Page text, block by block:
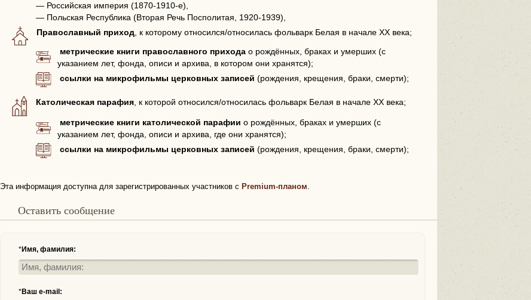
— Российская империя (1870-1910-е),
— Польская Республика (Вторая Речь Посполитая, 1920-1939),
Православный приход , к которому относился/относилась фольварк Белая в начале XX века;
метрические книги православного прихода о рождённых, браках и умерших (с
указанием лет, фонда, описи и архива, в котором они хранятся);
ссылки на микрофильмы церковных записей (рождения, крещения, браки, смерти);
Католическая парафия, к которой относился/относилась фольварк Белая в начале XX века;
метрические книги католической парафии о рождённых, браках и умерших (с
указанием лет, фонда, описи и архива, где они хранятся);
ссылки на микрофильмы церковных записей (рождения, крещения, браки, смерти);
Эта информация доступна для зарегистрированных участников с Premium-планом
Оставить сообщение
*Имя, фамилия:
*Ваш e-mail: